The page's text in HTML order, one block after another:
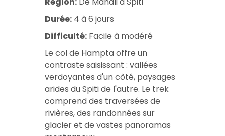
Durée: 4 à 6 jours
Difficulté: Facile à modéré
Le col de Hampta offre un
contraste saisissant : vallées
verdoyantes d'un côté, paysages
arides du Spiti de l'autre. Le trek
comprend des traversées de
rivières, des randonnées sur
glacier et de vastes panoramas